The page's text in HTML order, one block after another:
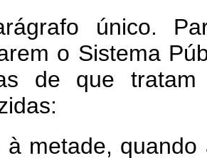
único.
o Sistema
de que
à metade,